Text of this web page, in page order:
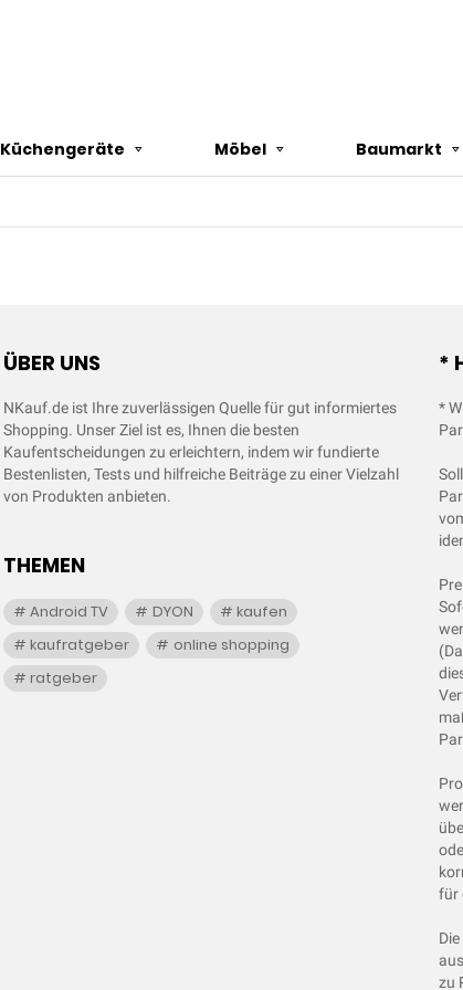
Küchengeräte Möbel Baumarkt
ÜBER UNS
NKauf.de ist Ihre zuverlässigen Quelle für gut informiertes
Shopping. Unser Ziel ist es, Ihnen die besten
Kaufentscheidungen zu erleichtern, indem wir fundierte
Bestenlisten, Tests und hilfreiche Beiträge zu einer Vielzahl
von Produkten anbieten.
THEMEN
Android TV DYON
kaufen
kaufratgeber
online shopping
ratgeber
*
*
für
zu